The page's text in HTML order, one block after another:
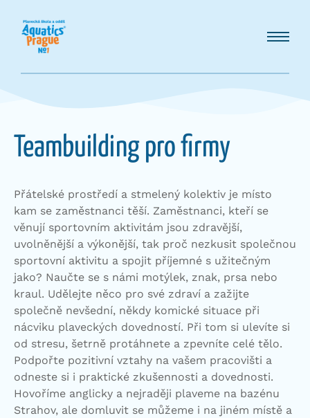
Teambuilding pro firmy
Přátelské prostředí a stmelený kolektiv je místo
kam se zaměstnanci těší. Zaměstnanci, kteří se
věnují sportovním aktivitám jsou zdravější,
uvolněnější a výkonější, tak proč nezkusit společnou
sportovní aktivitu a spojit příjemné s užitečným
jako? Naučte se s námi motýlek, znak, prsa nebo
kraul. Udělejte něco pro své zdraví a zažijte
společně nevšední, někdy komické situace při
nácviku plaveckých dovedností. Při tom si ulevíte si
od stresu, šetrně protáhnete a zpevníte celé tělo.
Podpořte pozitivní vztahy na vašem pracovišti a
odneste si i praktické zkušennosti a dovednosti.
Hovoříme anglicky a nejraději plaveme na bazénu
Strahov, ale domluvit se můžeme i na jiném místě a